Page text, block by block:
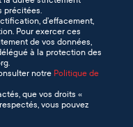
précitées.
d’effacement,
Pour exercer ces
de vos données,
à la protection des
notre Politique de
que vos droits «
vous pouvez